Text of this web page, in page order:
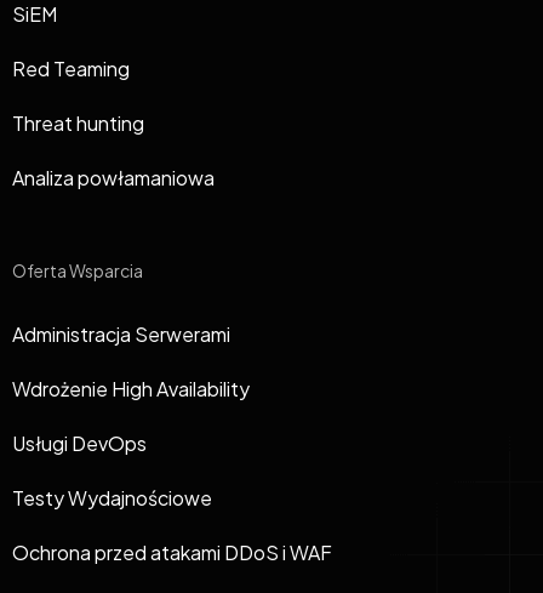
SiEM
Red Teaming
Threat hunting
Analiza powłamaniowa
Oferta Wsparcia
Administracja Serwerami
Wdrożenie High Availability
Usługi DevOps
Testy Wydajnościowe
Ochrona przed atakami DDoS i WAF